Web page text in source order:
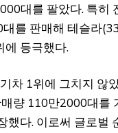
대를 팔았다. 특히
를 판매해 테슬라
에 등극했다.
차 1위에 그치지 않
량 110만2000대를
했다. 이로써 글로벌